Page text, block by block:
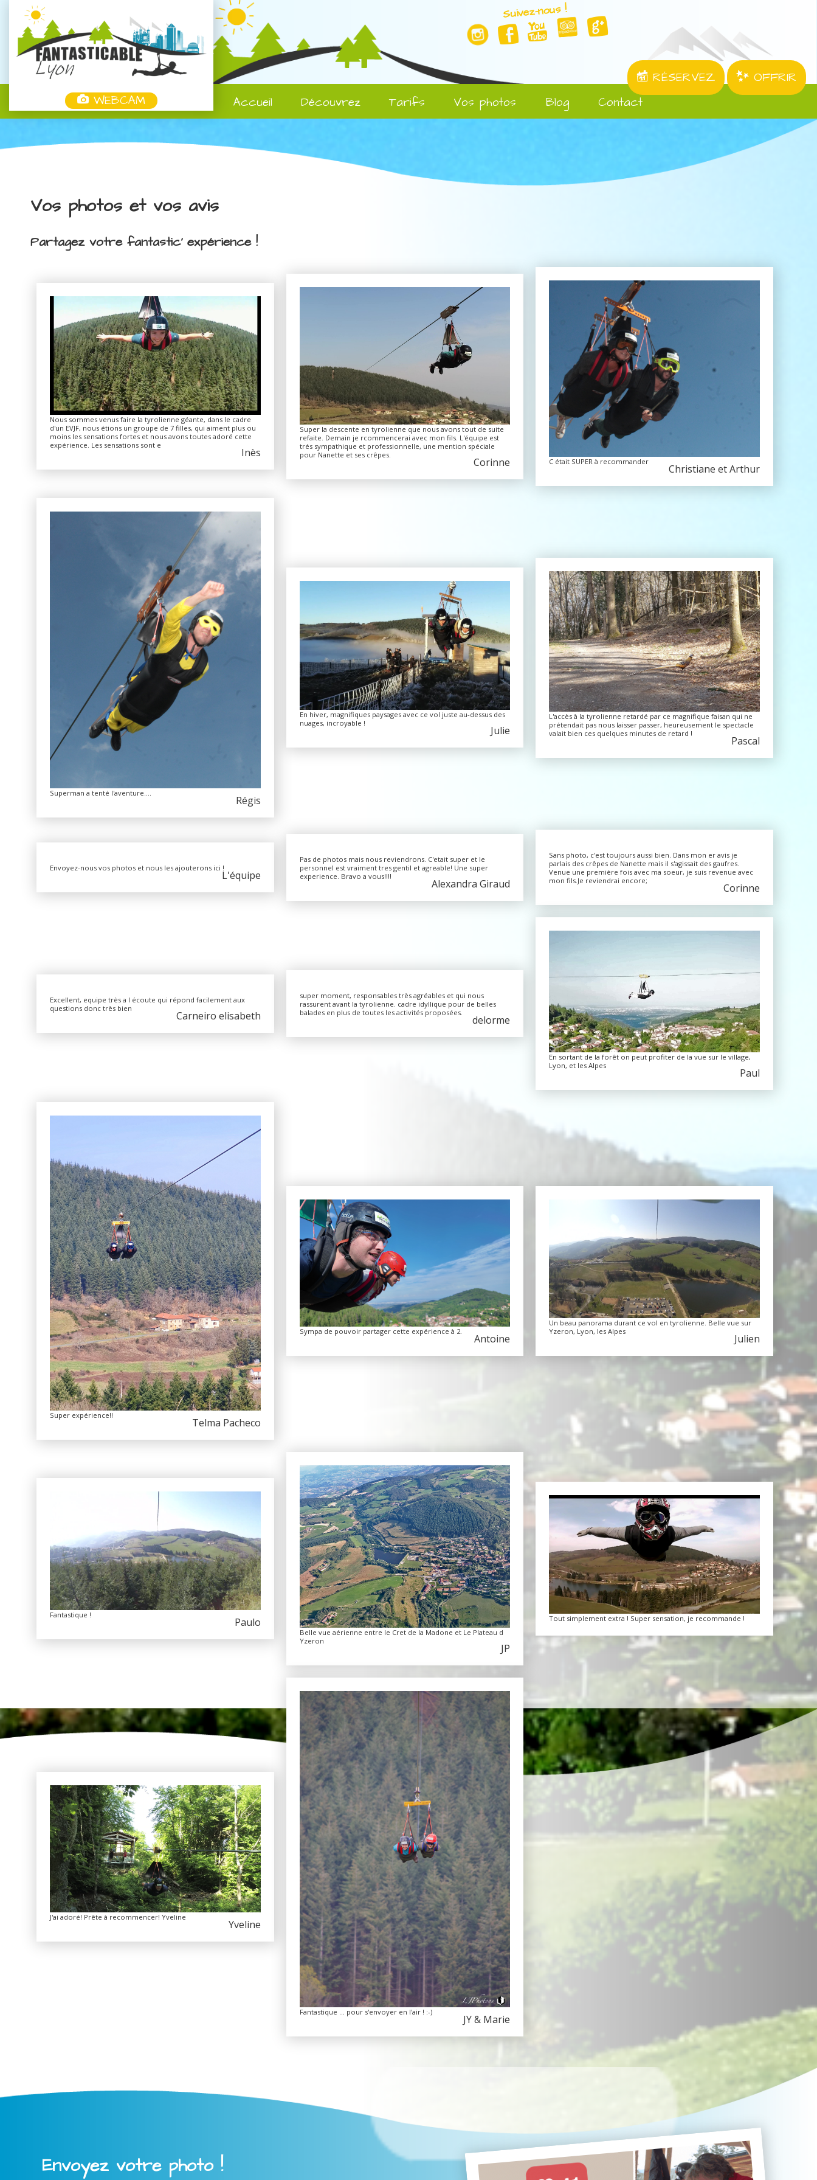
WEBCAM
Suivez-nous !
RÉSERVEZ
OFFRIR
Accueil
Découvrez Tarifs Vos photos Blog Contact
Vos photos et vos avis
Partagez votre fantastic' expérience !
Nous sommes venus faire la tyrolienne géante, dans le cadre
d'un EVJF, nous étions un groupe de 7 filles, qui aiment plus ou
moins les sensations fortes et nous avons toutes adoré cette
expérience. Les sensations sont e
Inès
Super la descente en tyrolienne que nous avons tout de suite
refaite. Demain je rcommencerai avec mon fils. L'équipe est
trés sympathique et professionnelle, une mention spéciale
pour Nanette et ses crêpes.
Corinne C était SUPER à recommander
Christiane et Arthur
Superman a tenté l'aventure....
Régis
En hiver, magnifiques paysages avec ce vol juste au-dessus des
nuages, incroyable !
Julie
L'accès à la tyrolienne retardé par ce magnifique faisan qui ne
prétendait pas nous laisser passer, heureusement le spectacle
valait bien ces quelques minutes de retard !
Pascal
Envoyez-nous vos photos et nous les ajouterons ici !
L'équipe
Pas de photos mais nous reviendrons. C'etait super et le
personnel est vraiment tres gentil et agreable! Une super
experience. Bravo a vous!!!!
Alexandra Giraud
Sans photo, c'est toujours aussi bien. Dans mon er avis je
parlais des crêpes de Nanette mais il s'agissait des gaufres.
Venue une première fois avec ma soeur, je suis revenue avec
mon fils.Je reviendrai encore;
Corinne
Excellent, equipe très a l écoute qui répond facilement aux
questions donc très bien
Carneiro elisabeth
super moment, responsables très agréables et qui nous
rassurent avant la tyrolienne. cadre idyllique pour de belles
balades en plus de toutes les activités proposées.
delorme
En sortant de la forêt on peut profiter de la vue sur le village,
Lyon, et les Alpes
Paul
Super expérience!!
Telma Pacheco
Sympa de pouvoir partager cette expérience à 2.
Antoine
Un beau panorama durant ce vol en tyrolienne. Belle vue sur
Yzeron, Lyon, les Alpes
Julien
Fantastique !
Paulo
Belle vue aérienne entre le Cret de la Madone et Le Plateau d
Yzeron
JP
Tout simplement extra ! Super sensation, je recommande !
J'ai adoré! Prête à recommencer! Yveline
Yveline
Fantastique ... pour s'envoyer en l'air ! :-)
JY & Marie
Envoyez votre photo !